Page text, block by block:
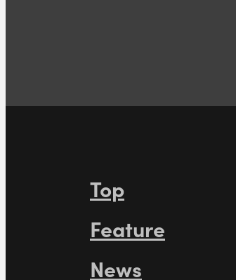
Top
Feature
News